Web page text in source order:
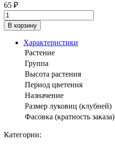
65 ₽
В корзину
Характеристики
Растение
Группа
Высота растения
Период цветения
Назначение
Размер луковиц (клубней)
Фасовка (кратность заказа)
Категории: